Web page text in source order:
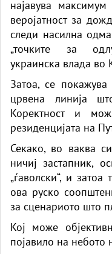
најавува
веројатност за
следи насилна
„точките за
украинска влада во
Затоа, се
црвена линија
Коректност и
резиденцијата на
Секако, во ваква
ничиј застапник,
„ѓаволски“, и
ова руско
за сценариото што
Кој може
појавило на небото